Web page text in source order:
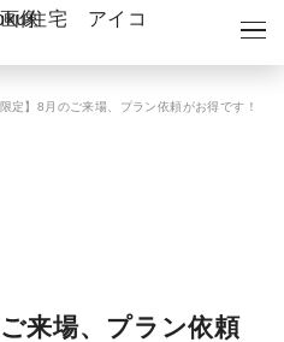
キャンペーン
限定】8月のご来場、プラン依頼がお得です！
来場、プラン依頼